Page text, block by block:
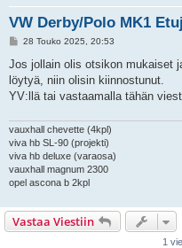
VW Derby/Polo MK1
V
e
t
i
28 Touko 2025, 20:53
Jos jollain olis otsikon mukaiset
löytyä, niin olisin kiinnostunut.
YV:llä tai vastaamalla tähän
vauxhall chevette (4kpl)
viva hb SL-90 (projekti)
viva hb deluxe (varaosa)
vauxhall magnum 2300
opel ascona b 2kpl
Vastaa Viestiin
1